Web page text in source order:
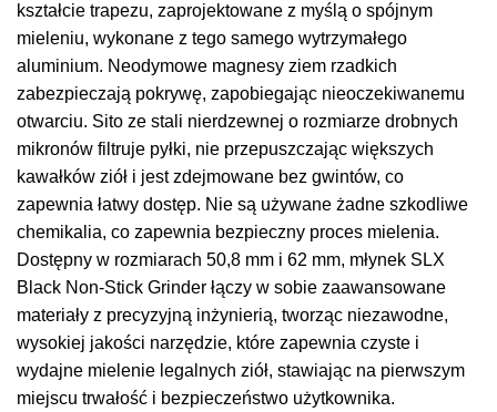
kształcie trapezu, zaprojektowane z myślą o spójnym
mieleniu, wykonane z tego samego wytrzymałego
aluminium. Neodymowe magnesy ziem rzadkich
zabezpieczają pokrywę, zapobiegając nieoczekiwanemu
otwarciu. Sito ze stali nierdzewnej o rozmiarze drobnych
mikronów filtruje pyłki, nie przepuszczając większych
kawałków ziół i jest zdejmowane bez gwintów, co
zapewnia łatwy dostęp. Nie są używane żadne szkodliwe
chemikalia, co zapewnia bezpieczny proces mielenia.
Dostępny w rozmiarach 50,8 mm i 62 mm, młynek SLX
Black Non-Stick Grinder łączy w sobie zaawansowane
materiały z precyzyjną inżynierią, tworząc niezawodne,
wysokiej jakości narzędzie, które zapewnia czyste i
wydajne mielenie legalnych ziół, stawiając na pierwszym
miejscu trwałość i bezpieczeństwo użytkownika.